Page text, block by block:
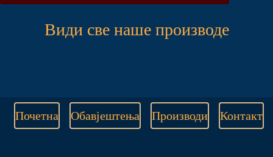
Види све наше производе
Почетна Обавјештења Производи Контакт